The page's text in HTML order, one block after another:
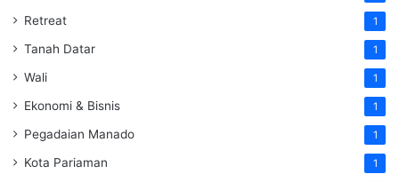
Retreat 1
Tanah Datar 1
Wali 1
Ekonomi & Bisnis 1
Pegadaian Manado 1
Kota Pariaman 1